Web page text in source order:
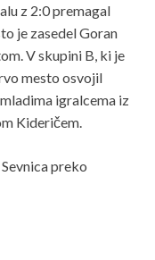
z 2:0 premagal
je zasedel Goran
V skupini B, ki je
mesto osvojil
igralcema iz
Kideričem.
preko